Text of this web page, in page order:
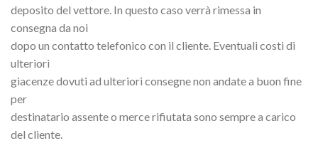
deposito del vettore. In questo caso verrà rimessa in
consegna da noi
dopo un contatto telefonico con il cliente. Eventuali costi di
ulteriori
giacenze dovuti ad ulteriori consegne non andate a buon fine
per
destinatario assente o merce rifiutata sono sempre a carico
del cliente.